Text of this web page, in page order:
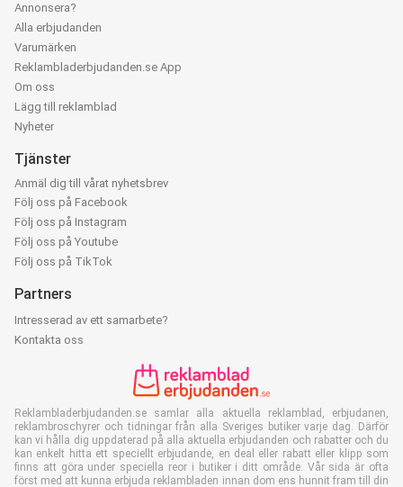
Annonsera?
Alla erbjudanden
Varumärken
Reklambladerbjudanden.se App
Om oss
Lägg till reklamblad
Nyheter
Tjänster
Anmäl dig till vårat nyhetsbrev
Följ oss på Facebook
Följ oss på Instagram
Följ oss på Youtube
Följ oss på TikTok
Partners
Intresserad av ett samarbete?
Kontakta oss
Reklambladerbjudanden.se samlar alla aktuella reklamblad, erbjudanen,
reklambroschyrer och tidningar från alla Sveriges butiker varje dag. Därför
kan vi hålla dig uppdaterad på alla aktuella erbjudanden och rabatter och du
kan enkelt hitta ett speciellt erbjudande, en deal eller rabatt eller klipp som
finns att göra under speciella reor i butiker i ditt område. Vår sida är ofta
först med att kunna erbjuda reklambladen innan dom ens hunnit fram till din